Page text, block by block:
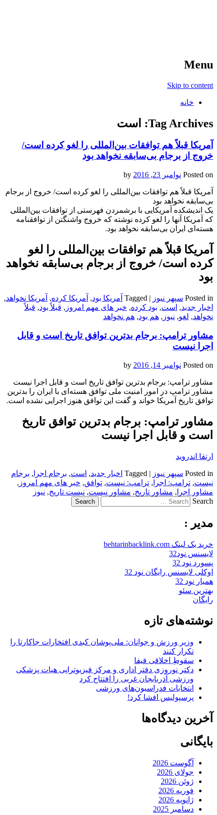
Menu
Skip to content
خانه
Tag Archives: است
آمریکا قبلاً هم توافقات بین‌المللی را لغو کرده است/
خروج از برجام بی‌سابقه نخواهد بود
Posted on نوامبر 23, 2016
آمریکا قبلاً هم توافقات بین‌المللی را لغو کرده است/ خروج از برجام
بی‌سابقه نخواهد بود
یک اندیشکده آمریکایی با برشمردن فهرستی از توافقات بین‌المللی
که آمریکا آنها را لغو کرده نوشته که خروج واشنگتن از توافقنامه
هسته‌ای ایران بی‌سابقه نخواهد بود.
آمریکا قبلاً هم توافقات بین‌المللی را لغو
کرده است/ خروج از برجام بی‌سابقه نخواهد
بود
Posted in سپهر نیوز |
Tagged آمریکا بود, آمریکا کرده, آمریکا نخواهد,
اخبار جدید, است, بود کرده, خبر های مهم امروز , قبلاً بود, قبلاً
نخواهد, لغو, نیوز , هم بود, هم نخواهد
مشاور ترامپ: برجام بدترین توافق تاریخ است و قابل
اجرا نیست
Posted on نوامبر 14, 2016
مشاور ترامپ: برجام بدترین توافق تاریخ است و قابل اجرا نیست
مشاور ترامپ در امور امنیت ملی توافق هسته‌ای با ایران را بدترین
توافق تاریخ آمریکا خواند و گفت این توافق هنوز اجرایی نشده است.
مشاور ترامپ: برجام بدترین توافق تاریخ
است و قابل اجرا نیست
ارتقا اندروید
Posted in سپهر نیوز |
Tagged اخبار جدید, است, برجام اجرا , برجام
نیست, ترامپ: اجرا , ترامپ: نیست, توافق, خبر های مهم امروز ,
مشاور اجرا , مشاور تاریخ, مشاور نیست, نیست تاریخ, نیوز
Search
مدیر :
خرید بک لینک behtarinbacklink.com
لایسنس نود32
پسورد نود 32
اوکلی لایسنس رایگان نود 32
همیار نود 32
بهترین سئو
رایگان
نوشته‌های تازه
وزیر ورزش و جوانان: ملی‌پوشان کبدی افتخارات جاکارتا را
تکرار کنند
سقوطِ اخلاقی فیفا
دکتر نوروزی دفتر اداری و مرکز فیزیوتراپی هیات پزشکی
ورزشی آذربایجان غربی را افتتاح کرد
انتخابات فدراسیون‌های ورزشی
پرسپولیس افشا کرد!
آخرین دیدگاه‌ها
بایگانی
آگوست 2026
جولای 2026
ژوئن 2026
فوریه 2026
ژانویه 2026
دسامبر 2025